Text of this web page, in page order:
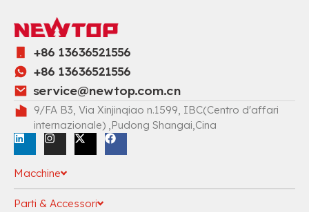
+86 13636521556
+86 13636521556
service@newtop.com.cn
9/FA B3, Via Xinjinqiao n.1599, IBC(Centro d'affari
internazionale) ,Pudong Shangai,Cina
Macchine
Parti & Accessori